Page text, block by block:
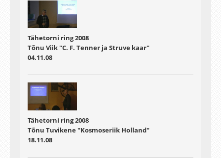
Tähetorni ring 2008
Tõnu Viik "C. F. Tenner ja Struve kaar"
04.11.08
Tähetorni ring 2008
Tõnu Tuvikene "Kosmoseriik Holland"
18.11.08